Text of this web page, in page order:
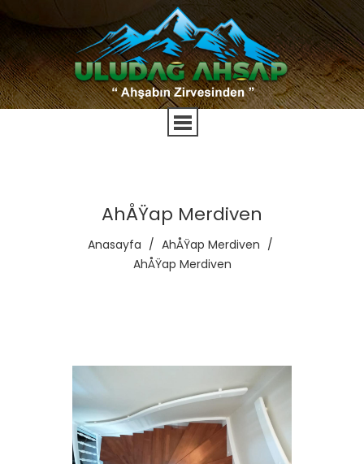
AhÅŸap Merdiven
Anasayfa / AhÅŸap Merdiven /
AhÅŸap Merdiven